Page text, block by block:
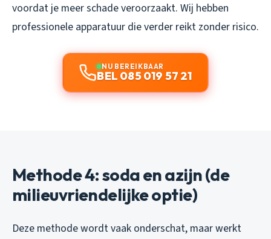
voordat je meer schade veroorzaakt. Wij hebben
professionele apparatuur die verder reikt zonder risico.
NU BEREIKBAAR
BEL 085 019 57 21
Methode 4: soda en azijn (de
milieuvriendelijke optie)
Deze methode wordt vaak onderschat, maar werkt